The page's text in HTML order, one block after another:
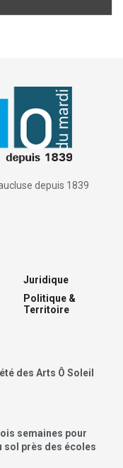
depuis 1839
Juridique
Politique &
Territoire
des Arts Ô Soleil
semaines pour
sol près des écoles